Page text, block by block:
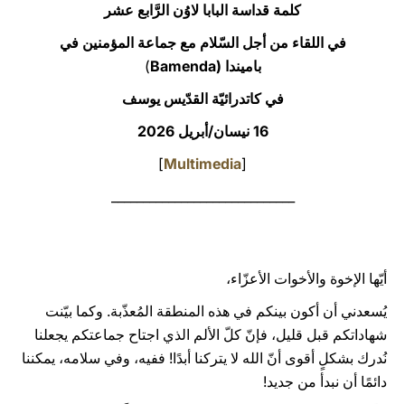
中文
LATINE
كلمة قداسة البابا لاوُن الرَّابع عشر
في اللقاء من أجل السّلام مع جماعة المؤمنين في
باميندا (Bamenda
)
في كاتدرائيّة القدّيس يوسف
16 نيسان/أبريل 2026
[
Multimedia
]
أيّها الإخوة والأخوات الأعزّاء،
يُسعدني أن أكون بينكم في هذه المنطقة المُعذّبة. وكما بيّنت
شهاداتكم قبل قليل، فإنّ كلّ الألم الذي اجتاح جماعتكم يجعلنا
نُدرك بشكلٍ أقوى أنّ الله لا يتركنا أبدًا! ففيه، وفي سلامه، يمكننا
دائمًا أن نبدأ من جديد!